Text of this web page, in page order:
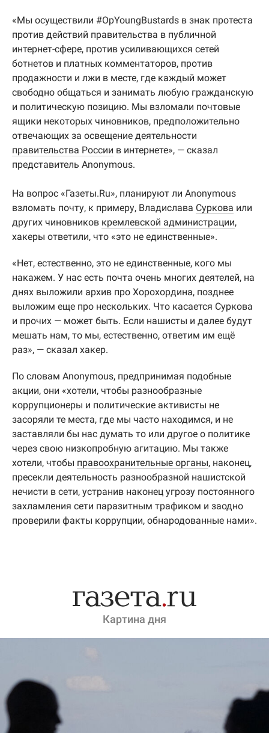
«Мы осуществили #OpYoungBustards в знак протеста
против действий правительства в публичной
интернет-сфере, против усиливающихся сетей
ботнетов и платных комментаторов, против
продажности и лжи в месте, где каждый может
свободно общаться и занимать любую гражданскую
и политическую позицию. Мы взломали почтовые
ящики некоторых чиновников, предположительно
отвечающих за освещение деятельности
правительства России в интернете», — сказал
представитель Anonymous.
На вопрос «Газеты.Ru», планируют ли Anonymous
взломать почту, к примеру, Владислава Суркова или
других чиновников кремлевской администрации,
хакеры ответили, что «это не единственные».
«Нет, естественно, это не единственные, кого мы
накажем. У нас есть почта очень многих деятелей, на
днях выложили архив про Хорохордина, позднее
выложим еще про нескольких. Что касается Суркова
и прочих — может быть. Если нашисты и далее будут
мешать нам, то мы, естественно, ответим им ещё
раз», — сказал хакер.
По словам Anonymous, предпринимая подобные
акции, они «хотели, чтобы разнообразные
коррупционеры и политические активисты не
засоряли те места, где мы часто находимся, и не
заставляли бы нас думать то или другое о политике
через свою низкопробную агитацию. Мы также
хотели, чтобы правоохранительные органы, наконец,
пресекли деятельность разнообразной нашистской
нечисти в сети, устранив наконец угрозу постоянного
захламления сети паразитным трафиком и заодно
проверили факты коррупции, обнародованные нами».
Картина дня